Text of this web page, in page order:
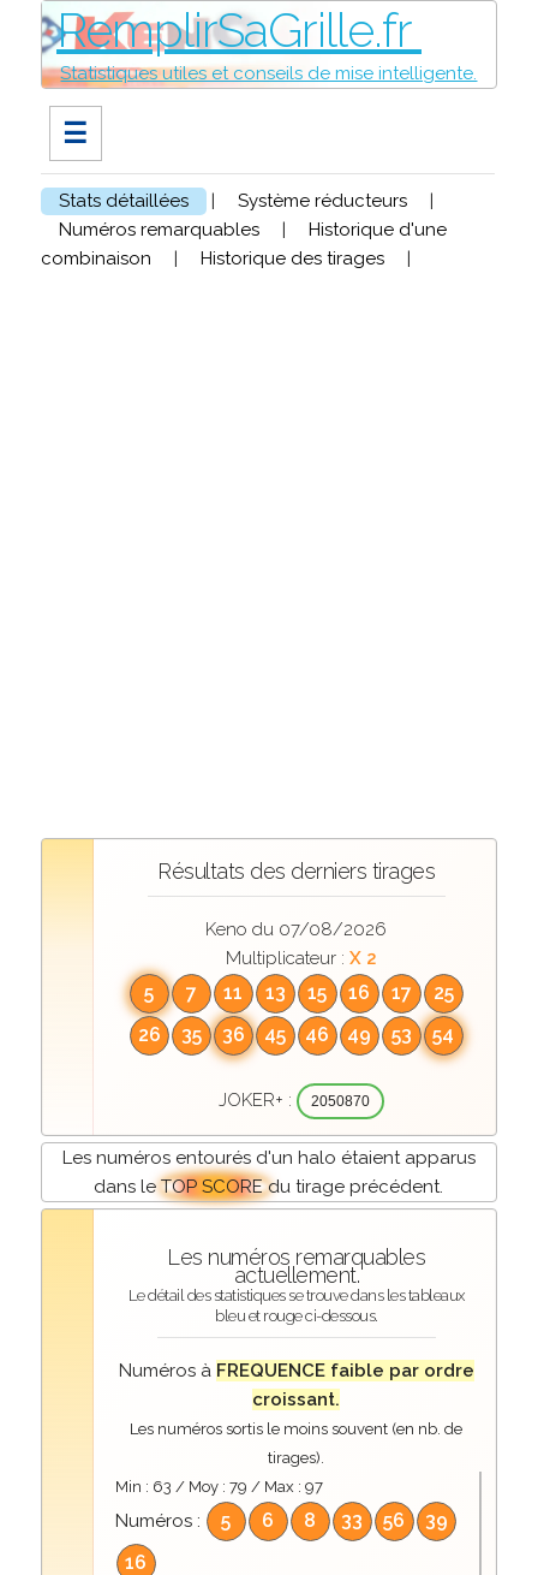
RemplirSaGrille.fr
Statistiques utiles et conseils de mise intelligente.
☰
Stats détaillées | Système réducteurs
|
Numéros remarquables
|
Historique d'une
combinaison
| Historique des tirages |
Résultats des derniers tirages
Keno du 07/08/2026
Multiplicateur : X 2
5 7 11 13 15 16 17
25
26
35 36 45 46 49 53 54
JOKER+ : 2050870
Les numéros entourés d'un halo étaient apparus
dans leTOP SCOREdu tirage précédent.
Les numéros remarquables
actuellement.
Le détail des statistiques se trouve dans les tableaux
bleu et rouge ci-dessous.
Numéros à FREQUENCE faible par ordre
croissant.
Les numéros sortis le moins souvent (en nb. de
tirages).
Min : 63 / Moy : 79 / Max : 97
Numéros : 5 6 8 33 56
39
16